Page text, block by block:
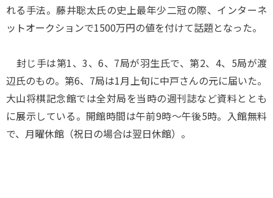
れる手法。藤井聡太氏の史上最年少二冠の際、インターネ
ットオークションで1500万円の値を付けて話題となった。
封じ手は第1、3、6、7局が羽生氏で、第2、4、5局が渡
辺氏のもの。第6、7局は1月上旬に中戸さんの元に届いた。
大山将棋記念館では全対局を当時の週刊誌など資料ととも
に展示している。開館時間は午前9時～午後5時。入館無料
で、月曜休館（祝日の場合は翌日休館）。